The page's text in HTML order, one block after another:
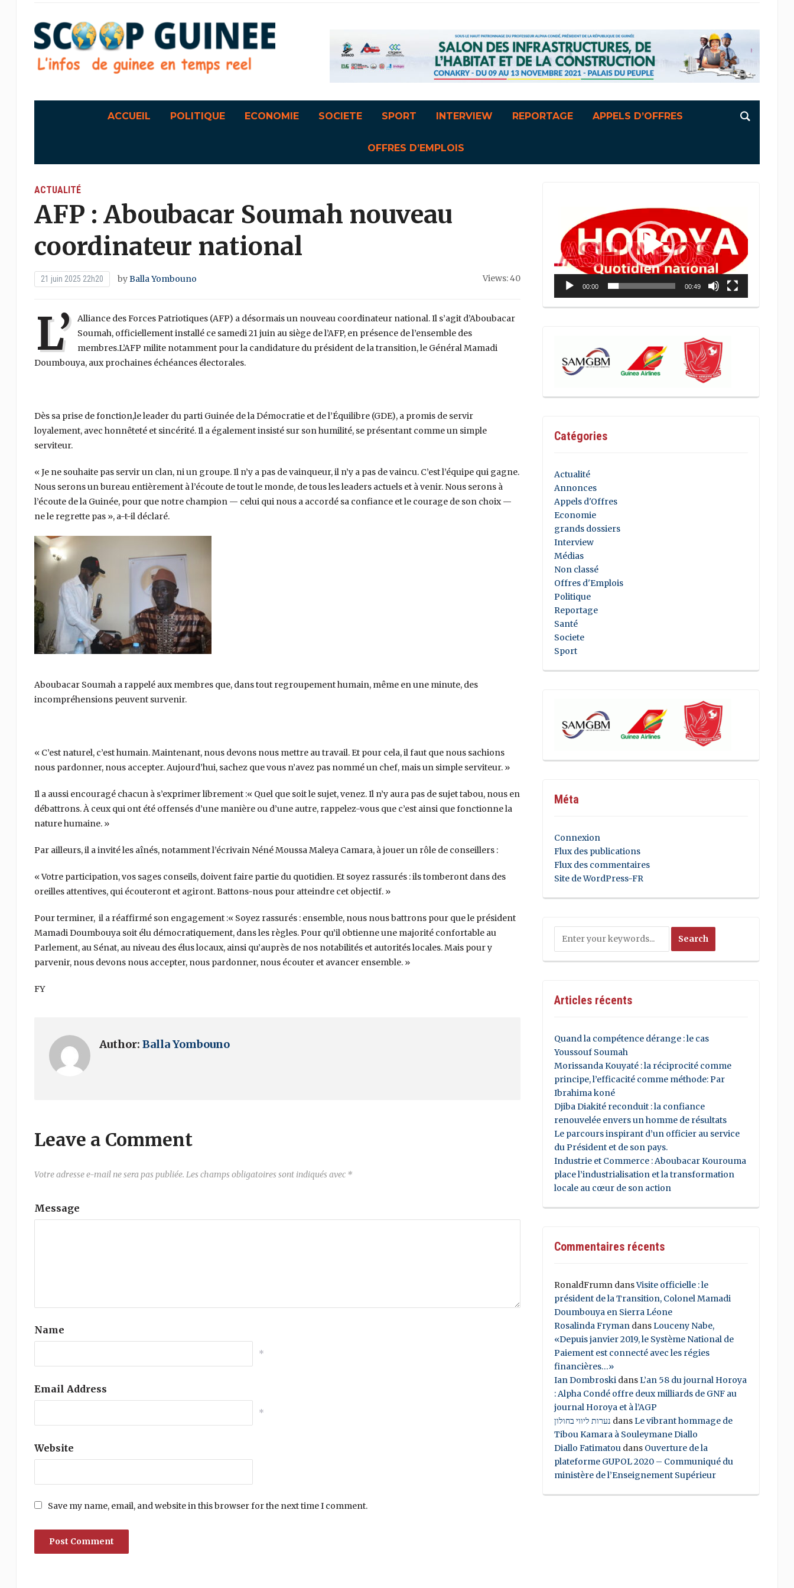
ACCUEIL POLITIQUE ECONOMIE SOCIETE SPORT INTERVIEW REPORTAGE APPELS D’OFFRES
OFFRES D’EMPLOIS
ACTUALITÉ
AFP : Aboubacar Soumah nouveau
coordinateur national
21 juin 2025 22h20 byBalla Yombouno Views: 40
L’ Alliance des Forces Patriotiques (AFP) a désormais un nouveau coordinateur national. Il s’agit d’Aboubacar
Soumah, officiellement installé ce samedi 21 juin au siège de l’AFP, en présence de l’ensemble des
membres.L’AFP milite notamment pour la candidature du président de la transition, le Général Mamadi
Doumbouya, aux prochaines échéances électorales.
Dès sa prise de fonction,le leader du parti Guinée de la Démocratie et de l’Équilibre (GDE), a promis de servir
loyalement, avec honnêteté et sincérité. Il a également insisté sur son humilité, se présentant comme un simple
serviteur.
« Je ne souhaite pas servir un clan, ni un groupe. Il n’y a pas de vainqueur, il n’y a pas de vaincu. C’est l’équipe qui gagne.
Nous serons un bureau entièrement à l’écoute de tout le monde, de tous les leaders actuels et à venir. Nous serons à
l’écoute de la Guinée, pour que notre champion — celui qui nous a accordé sa confiance et le courage de son choix —
ne le regrette pas », a-t-il déclaré.
Aboubacar Soumah a rappelé aux membres que, dans tout regroupement humain, même en une minute, des
incompréhensions peuvent survenir.
« C’est naturel, c’est humain. Maintenant, nous devons nous mettre au travail. Et pour cela, il faut que nous sachions
nous pardonner, nous accepter. Aujourd’hui, sachez que vous n’avez pas nommé un chef, mais un simple serviteur. »
Il a aussi encouragé chacun à s’exprimer librement :« Quel que soit le sujet, venez. Il n’y aura pas de sujet tabou, nous en
débattrons. À ceux qui ont été offensés d’une manière ou d’une autre, rappelez-vous que c’est ainsi que fonctionne la
nature humaine. »
Par ailleurs, il a invité les aînés, notamment l’écrivain Néné Moussa Maleya Camara, à jouer un rôle de conseillers :
« Votre participation, vos sages conseils, doivent faire partie du quotidien. Et soyez rassurés : ils tomberont dans des
oreilles attentives, qui écouteront et agiront. Battons-nous pour atteindre cet objectif. »
Pour terminer, il a réaffirmé son engagement :« Soyez rassurés : ensemble, nous nous battrons pour que le président
Mamadi Doumbouya soit élu démocratiquement, dans les règles. Pour qu’il obtienne une majorité confortable au
Parlement, au Sénat, au niveau des élus locaux, ainsi qu’auprès de nos notabilités et autorités locales. Mais pour y
parvenir, nous devons nous accepter, nous pardonner, nous écouter et avancer ensemble. »
FY
Author: Balla Yombouno
Leave a Comment
Votre adresse e-mail ne sera pas publiée. Les champs obligatoires sont indiqués avec *
Message
Name
*
Email Address
*
Website
Save my name, email, and website in this browser for the next time I comment.
00:00 00:49
Catégories
Actualité
Annonces
Appels d'Offres
Economie
grands dossiers
Interview
Médias
Non classé
Offres d'Emplois
Politique
Reportage
Santé
Societe
Sport
Méta
Connexion
Flux des publications
Flux des commentaires
Site de WordPress-FR
Articles récents
Quand la compétence dérange : le cas
Youssouf Soumah
Morissanda Kouyaté : la réciprocité comme
principe, l’efficacité comme méthode: Par
Ibrahima koné
Djiba Diakité reconduit : la confiance
renouvelée envers un homme de résultats
Le parcours inspirant d’un officier au service
du Président et de son pays.
Industrie et Commerce : Aboubacar Kourouma
place l’industrialisation et la transformation
locale au cœur de son action
Commentaires récents
RonaldFrumndansVisite officielle : le
président de la Transition, Colonel Mamadi
Doumbouya en Sierra Léone
Rosalinda FrymandansLouceny Nabe,
«Depuis janvier 2019, le Système National de
Paiement est connecté avec les régies
financières…»
Ian DombroskidansL’an 58 du journal Horoya
: Alpha Condé offre deux milliards de GNF au
journal Horoya et à l’AGP
נערות ליווי בחולון dansLe vibrant hommage de
Tibou Kamara à Souleymane Diallo
Diallo Fatimatoudans Ouverture de la
plateforme GUPOL 2020 – Communiqué du
ministère de l’Enseignement Supérieur